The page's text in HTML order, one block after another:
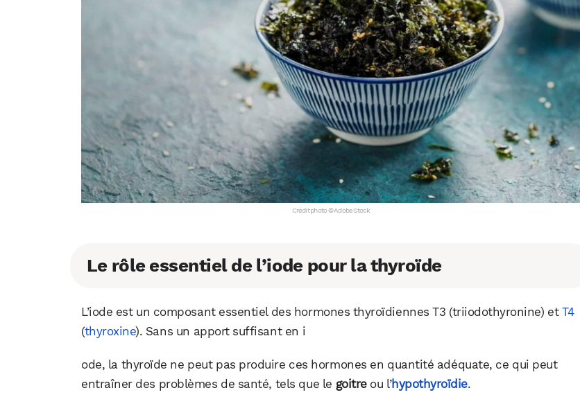
Crédit photo © Adobe Stock
Le rôle essentiel de l’iode pour la thyroïde
L’iode est un composant essentiel des hormones thyroïdiennes T3 (triiodothyronine) et T4
(thyroxine). Sans un apport suffisant en i
ode, la thyroïde ne peut pas produire ces hormones en quantité adéquate, ce qui peut
entraîner des problèmes de santé, tels que le goitreou l’hypothyroïdie.